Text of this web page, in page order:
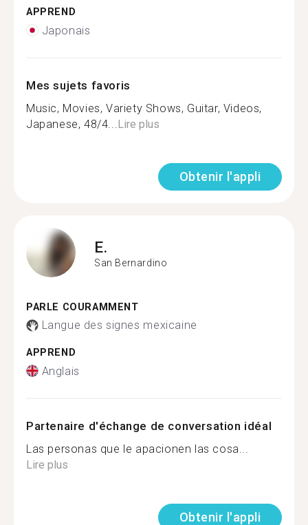
APPREND
Japonais
Mes sujets favoris
Music, Movies, Variety Shows, Guitar, Videos,
Japanese, 48/4... Lire plus
Obtenir l'appli
E.
San Bernardino
PARLE COURAMMENT
Langue des signes mexicaine
APPREND
Anglais
Partenaire d'échange de conversation idéal
Las personas que le apacionen las cosa...
Lire plus
Obtenir l'appli